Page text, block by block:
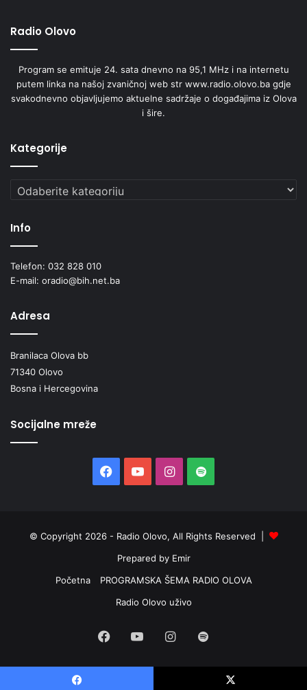
Radio Olovo
Program se emituje 24. sata dnevno na 95,1 MHz i na internetu
putem linka na našoj zvaničnoj web str www.radio.olovo.ba gdje
svakodnevno objavljujemo aktuelne sadržaje o događajima iz Olova
i šire.
Kategorije
Kategorije
Info
Telefon: 032 828 010
E-mail: oradio@bih.net.ba
Adresa
Branilaca Olova bb
71340 Olovo
Bosna i Hercegovina
Socijalne mreže
Facebook
YouTubeInstagram
Spotify
© Copyright 2026 - Radio Olovo, All Rights Reserved |
Prepared by Emir
Početna
PROGRAMSKA ŠEMA RADIO OLOVA
Radio Olovo uživo
Facebook
YouTubeInstagram
Spotify